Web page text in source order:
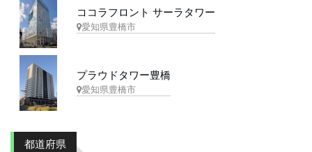
ココラフロント サーラタワー
愛知県豊橋市
プラウドタワー豊橋
愛知県豊橋市
都道府県